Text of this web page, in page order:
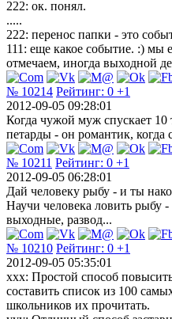
222: ок. понял.
.....
222: перенос папки - это
111: еще какое событие. :) мы
отмечаем, иногда выходной
№ 10214 Рейтинг: 0 +1
2012-09-05 09:28:01
Когда чужой муж спускает
петарды - он романтик, когда
№ 10211 Рейтинг: 0 +1
2012-09-05 06:28:01
Дай человеку рыбу - и ты
Научи человека ловить рыбу
выходные, развод...
№ 10210 Рейтинг: 0 +1
2012-09-05 05:35:01
xxx: Простой способ
составить список из 100
школьников их прочитать.